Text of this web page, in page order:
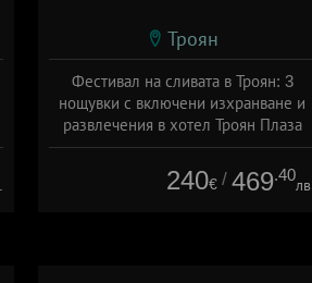
Троян
Фестивал на сливата в Троян: 3
нощувки с включени изхранване и
развлечения в хотел Троян Плаза
Дата: 18.09 - 22.09 + полупансион
240€ / 469.40
лв.